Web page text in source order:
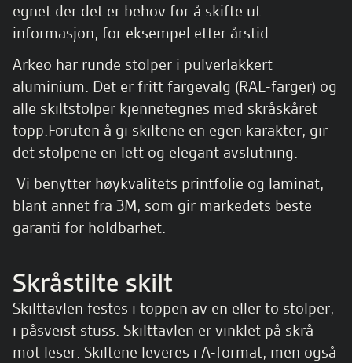
egnet der det er behov for å skifte ut
informasjon, for eksempel etter årstid.
Arkeo har runde stolper i pulverlakkert
aluminium. Det er fritt fargevalg (RAL-farger) og
alle skiltstolper kjennetegnes med skråskåret
topp.Foruten å gi skiltene en egen karakter, gir
det stolpene en lett og elegant avslutning.
Vi benytter høykvalitets printfolie og laminat,
blant annet fra 3M, som gir markedets beste
garanti for holdbarhet.
Skråstilte skilt
Skilttavlen festes i toppen av en eller to stolper,
i påsveist stuss. Skilttavlen er vinklet på skrå
mot leser. Skiltene leveres i A-format, men også